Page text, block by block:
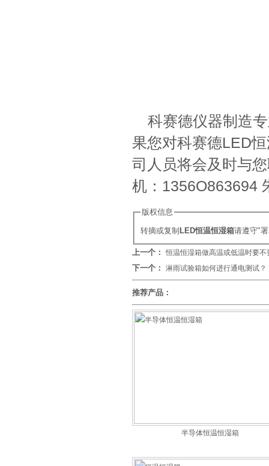
科赛德仪器制造
果您对科赛德LED
司人员将会及时与
机：1356O863694
版权信息
转摘或复制LED恒温恒湿箱请遵守"
上一个：恒温恒湿箱做高温或低温时要不
下一个： 淋雨试验箱如何进行通电测试？
推荐产品：
半导体恒温恒湿箱